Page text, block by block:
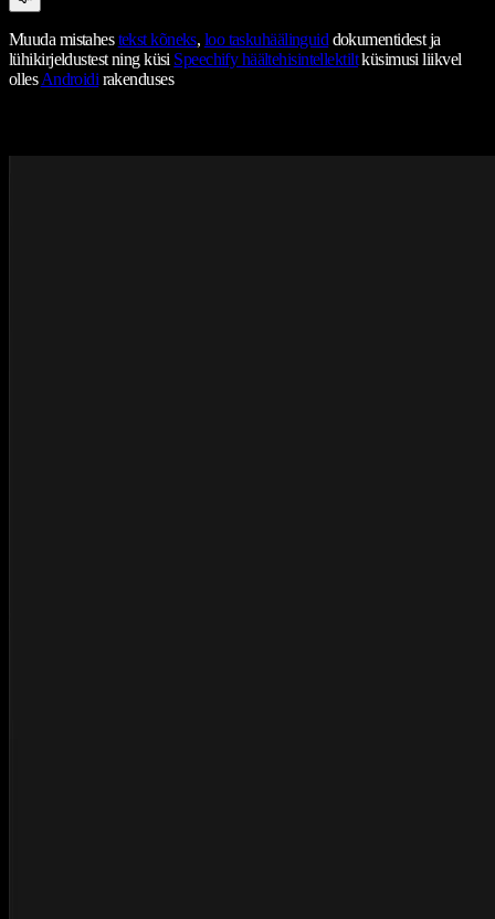
Muuda mistahestekst kõneks, loo taskuhäälinguiddokumentidest ja
lühikirjeldustest ning küsi Speechify häältehisintellektiltküsimusi liikvel
ollesAndroidirakenduses